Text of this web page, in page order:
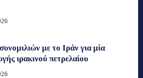
με το Ιράν για μία
ιρακινού πετρελαίου